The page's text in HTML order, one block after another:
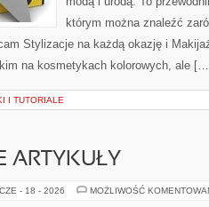
którym można znaleźć
Stylizacje na każdą okazję i
na kosmetykach kolorowych, ale
I TUTORIALE
ARTYKUŁY
CZE - 18 - 2026 MOŻLIWOŚĆ